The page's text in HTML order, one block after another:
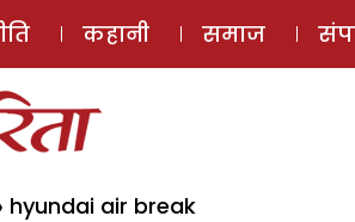
कहानी समाज
hyundai air break